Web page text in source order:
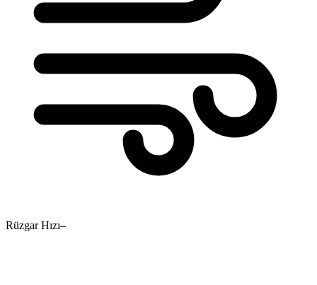
Rüzgar Hızı–